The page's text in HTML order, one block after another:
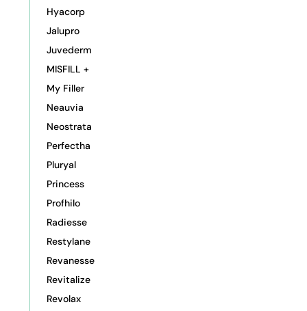
Hyacorp
Jalupro
Juvederm
MISFILL +
My Filler
Neauvia
Neostrata
Perfectha
Pluryal
Princess
Profhilo
Radiesse
Restylane
Revanesse
Revitalize
Revolax